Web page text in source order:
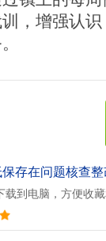
，增强认
载到电脑，方便收